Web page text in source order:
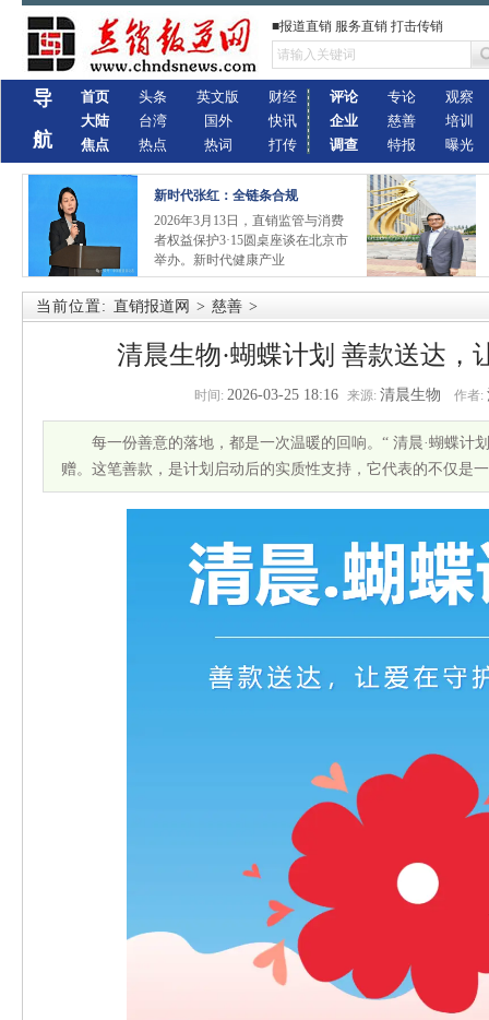
■报道直销 服务直销 打击传销
导
航
首页
大陆
焦点
头条
台湾
热点
英文版
国外
热词
财经
快讯
打传
评论
企业
调查
专论
慈善
特报
观察
培训
曝光
新时代张红：全链条合规
2026年3月13日，直销监管与消费
者权益保护3·15圆桌座谈在北京市
举办。新时代健康产业
当前位置: 直销报道网 > 慈善 >
清晨生物·蝴蝶计划 善款送达，
时间: 2026-03-25 18:16 来源: 清晨生物 作者:
每一份善意的落地，都是一次温暖的回响。“ 清晨·蝴蝶计
赠。这笔善款，是计划启动后的实质性支持，它代表的不仅是